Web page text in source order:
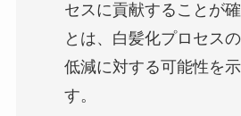
セスに貢献することが
とは、白髪化プロセス
低減に対する可能性を
す。